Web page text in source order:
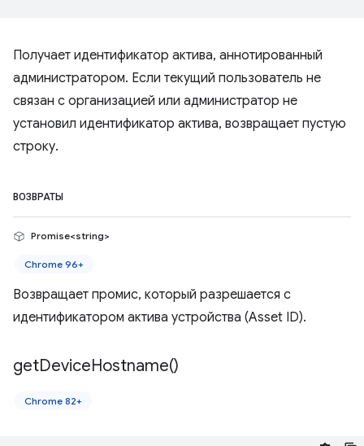
Получает идентификатор актива, аннотированный
администратором. Если текущий пользователь не
связан с организацией или администратор не
установил идентификатор актива, возвращает пустую
строку.
ВОЗВРАТЫ
Promise<string>
Chrome 96+
Возвращает промис, который разрешается с
идентификатором актива устройства (Asset ID).
getDeviceHostname()
Chrome 82+